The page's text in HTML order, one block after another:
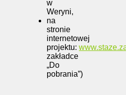
w
Weryni,
na
stronie
internetowej
projektu:
zakładce
„Do
pobrania”)